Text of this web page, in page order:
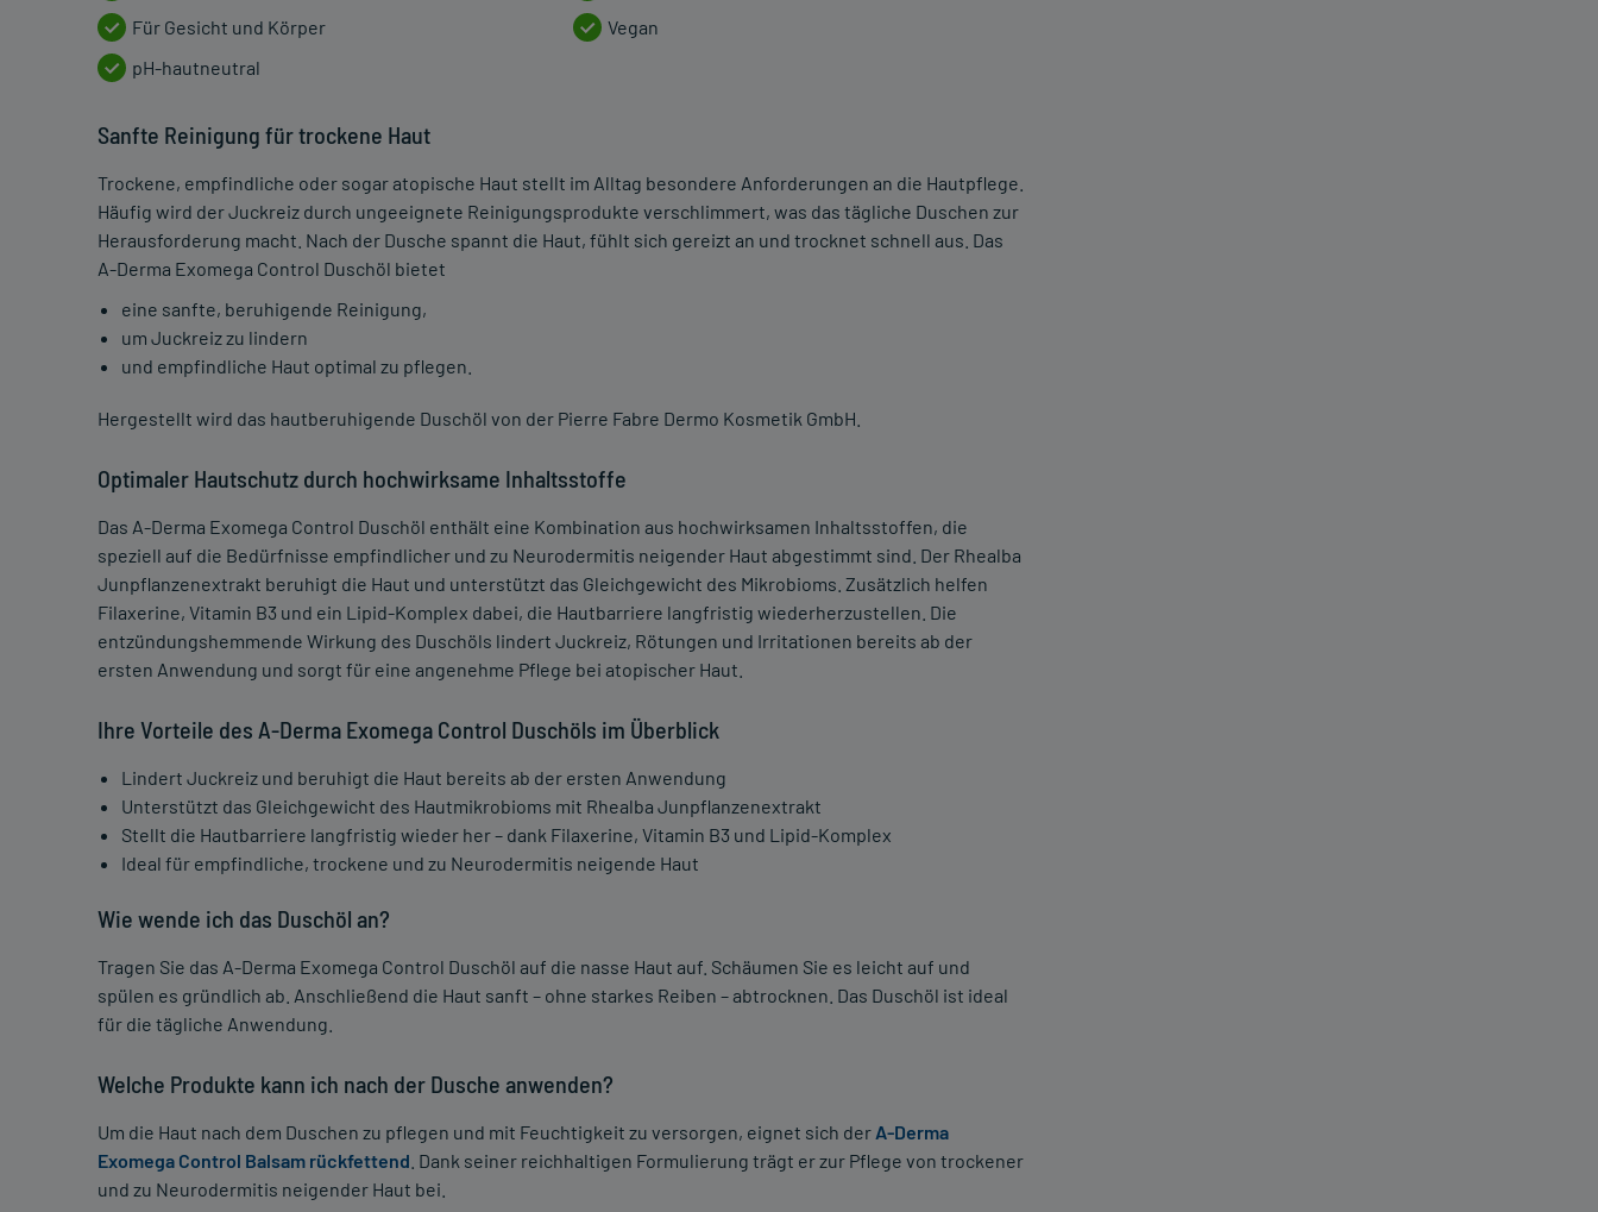
Für Gesicht und Körper
pH-hautneutral
Vegan
Sanfte Reinigung für trockene Haut
Trockene, empfindliche oder sogar atopische Haut stellt im Alltag besondere Anforderungen an die Hautpflege.
Häufig wird der Juckreiz durch ungeeignete Reinigungsprodukte verschlimmert, was das tägliche Duschen zur
Herausforderung macht. Nach der Dusche spannt die Haut, fühlt sich gereizt an und trocknet schnell aus. Das
A-Derma Exomega Control Duschöl bietet
eine sanfte, beruhigende Reinigung,
um Juckreiz zu lindern
und empfindliche Haut optimal zu pflegen.
Hergestellt wird das hautberuhigende Duschöl von der Pierre Fabre Dermo Kosmetik GmbH.
Optimaler Hautschutz durch hochwirksame Inhaltsstoffe
Das A-Derma Exomega Control Duschöl enthält eine Kombination aus hochwirksamen Inhaltsstoffen, die
speziell auf die Bedürfnisse empfindlicher und zu Neurodermitis neigender Haut abgestimmt sind. Der Rhealba
Junpflanzenextrakt beruhigt die Haut und unterstützt das Gleichgewicht des Mikrobioms. Zusätzlich helfen
Filaxerine, Vitamin B3 und ein Lipid-Komplex dabei, die Hautbarriere langfristig wiederherzustellen. Die
entzündungshemmende Wirkung des Duschöls lindert Juckreiz, Rötungen und Irritationen bereits ab der
ersten Anwendung und sorgt für eine angenehme Pflege bei atopischer Haut.
Ihre Vorteile des A-Derma Exomega Control Duschöls im Überblick
Lindert Juckreiz und beruhigt die Haut bereits ab der ersten Anwendung
Unterstützt das Gleichgewicht des Hautmikrobioms mit Rhealba Junpflanzenextrakt
Stellt die Hautbarriere langfristig wieder her – dank Filaxerine, Vitamin B3 und Lipid-Komplex
Ideal für empfindliche, trockene und zu Neurodermitis neigende Haut
Wie wende ich das Duschöl an?
Tragen Sie das A-Derma Exomega Control Duschöl auf die nasse Haut auf. Schäumen Sie es leicht auf und
spülen es gründlich ab. Anschließend die Haut sanft – ohne starkes Reiben – abtrocknen. Das Duschöl ist ideal
für die tägliche Anwendung.
Welche Produkte kann ich nach der Dusche anwenden?
Um die Haut nach dem Duschen zu pflegen und mit Feuchtigkeit zu versorgen, eignet sich der A-Derma
Exomega Control Balsam rückfettend . Dank seiner reichhaltigen Formulierung trägt er zur Pflege von trockener
und zu Neurodermitis neigender Haut bei.